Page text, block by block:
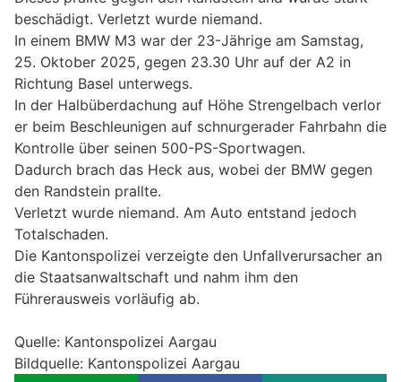
beschädigt. Verletzt wurde niemand.
In einem BMW M3 war der 23-Jährige am Samstag,
25. Oktober 2025, gegen 23.30 Uhr auf der A2 in
Richtung Basel unterwegs.
In der Halbüberdachung auf Höhe Strengelbach verlor
er beim Beschleunigen auf schnurgerader Fahrbahn die
Kontrolle über seinen 500-PS-Sportwagen.
Dadurch brach das Heck aus, wobei der BMW gegen
den Randstein prallte.
Verletzt wurde niemand. Am Auto entstand jedoch
Totalschaden.
Die Kantonspolizei verzeigte den Unfallverursacher an
die Staatsanwaltschaft und nahm ihm den
Führerausweis vorläufig ab.
Quelle: Kantonspolizei Aargau
Bildquelle: Kantonspolizei Aargau